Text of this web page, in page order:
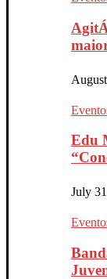
Edu
July